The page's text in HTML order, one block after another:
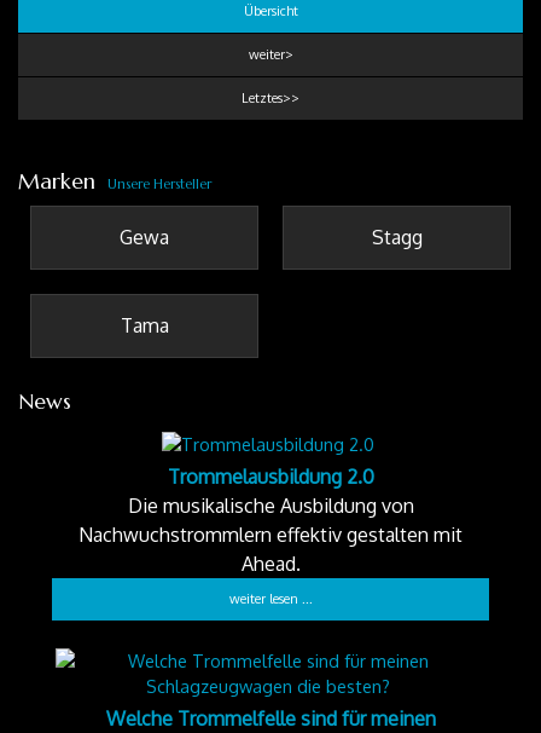
Übersicht
weiter>
Letztes>>
Marken Unsere Hersteller
Gewa Stagg
Tama
News
Trommelausbildung 2.0
Die musikalische Ausbildung von
Nachwuchstrommlern effektiv gestalten mit
Ahead.
weiter lesen ...
Welche Trommelfelle sind für meinen